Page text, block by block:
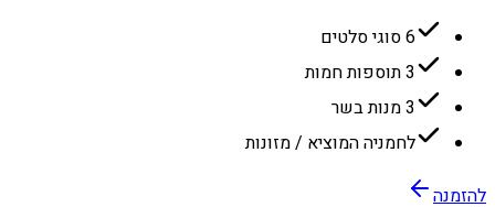
6 סוגי סלטים
3 תוספות חמות
3 מנות בשר
לחמניה המוציא / מזונות
להזמנה